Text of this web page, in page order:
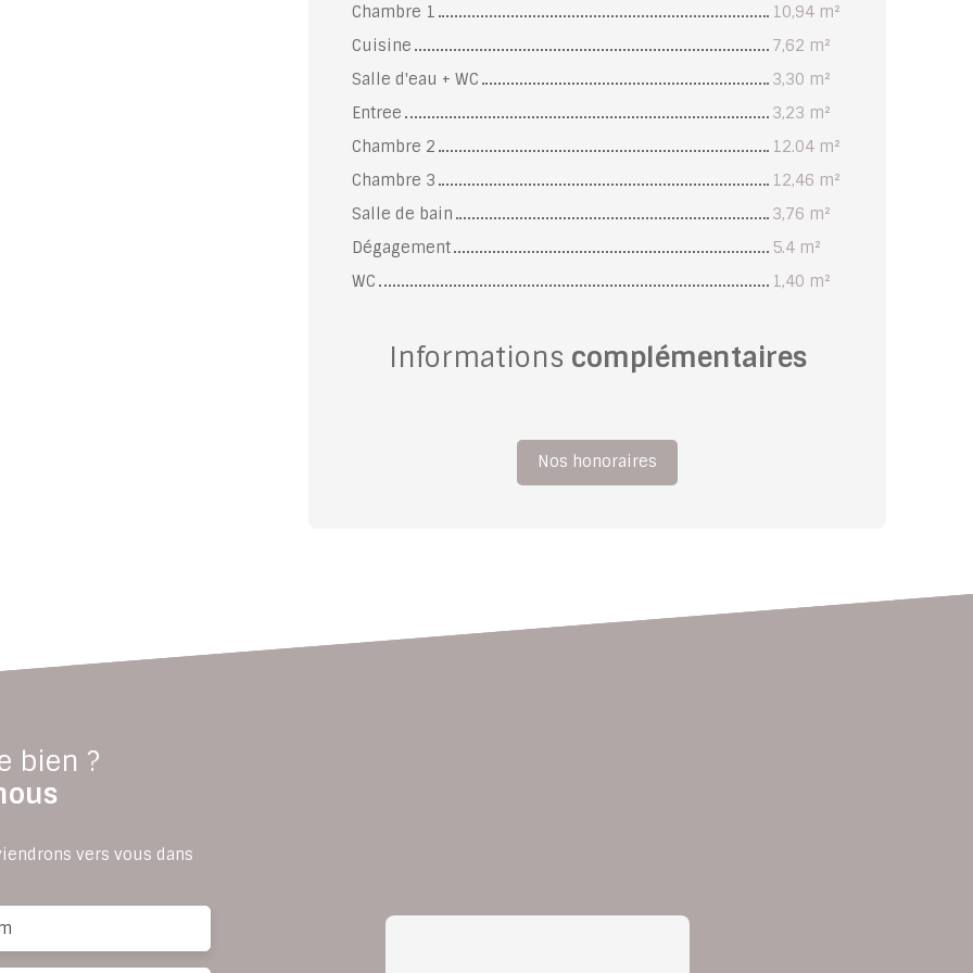
Chambre 1
10,94 m²
Cuisine
7,62 m²
Salle d'eau + WC
3,30 m²
Entree
3,23 m²
Chambre 2
12.04 m²
Chambre 3
12,46 m²
Salle de bain
3,76 m²
Dégagement
5.4 m²
WC
1,40 m²
Informations complémentaires
Nos honoraires
bien ?
vers vous dans